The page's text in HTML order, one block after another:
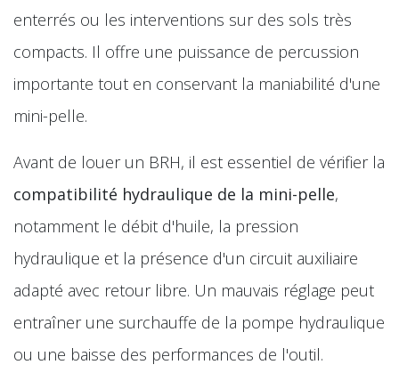
enterrés ou les interventions sur des sols très
compacts. Il offre une puissance de percussion
importante tout en conservant la maniabilité d'une
mini-pelle.
Avant de louer un BRH, il est essentiel de vérifier la
compatibilité hydraulique de la mini-pelle,
notamment le débit d'huile, la pression
hydraulique et la présence d'un circuit auxiliaire
adapté avec retour libre. Un mauvais réglage peut
entraîner une surchauffe de la pompe hydraulique
ou une baisse des performances de l'outil.